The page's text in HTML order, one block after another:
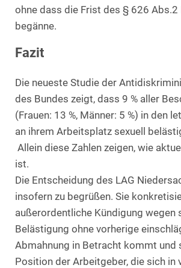
ohne dass die Frist des § 626 Abs.2
begänne.
Fazit
Die neueste Studie der
des Bundes zeigt, dass 9 % aller
(Frauen: 13 %, Männer: 5 %) in den
an ihrem Arbeitsplatz sexuell
Allein diese Zahlen zeigen, wie
ist.
Die Entscheidung des LAG
insofern zu begrüßen. Sie
außerordentliche Kündigung wegen
Belästigung ohne vorherige
Abmahnung in Betracht kommt
Position der Arbeitgeber, die sich in